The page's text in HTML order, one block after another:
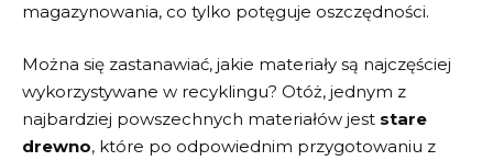
magazynowania, co tylko potęguje⁤ oszczędności.
Można ​się zastanawiać,‍ jakie materiały są ⁢najczęściej
wykorzystywane ‌w recyklingu?⁣ Otóż, jednym z ​
najbardziej powszechnych materiałów jest stare
drewno, które po odpowiednim przygotowaniu z